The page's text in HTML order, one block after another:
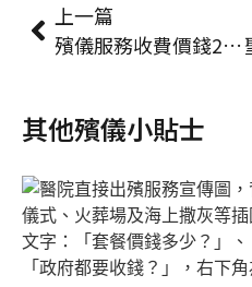
上一篇
殯儀服務收費價錢2024
其他殯儀小貼士